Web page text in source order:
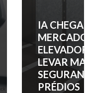
QUANTO
ENTRADA
NOS
BAIRROS
PAULO?